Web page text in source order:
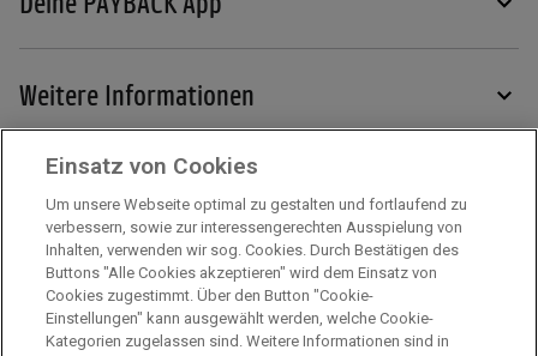
Weitere Informationen
Mehr zu PAYBACK
Impressum
Einsatz von Cookies
Um unsere Webseite optimal zu gestalten und fortlaufend zu
verbessern, sowie zur interessengerechten Ausspielung von
Inhalten, verwenden wir sog. Cookies. Durch Bestätigen des
Buttons "Alle Cookies akzeptieren" wird dem Einsatz von
Cookies zugestimmt. Über den Button "Cookie-
Einstellungen" kann ausgewählt werden, welche Cookie-
Kategorien zugelassen sind. Weitere Informationen sind in